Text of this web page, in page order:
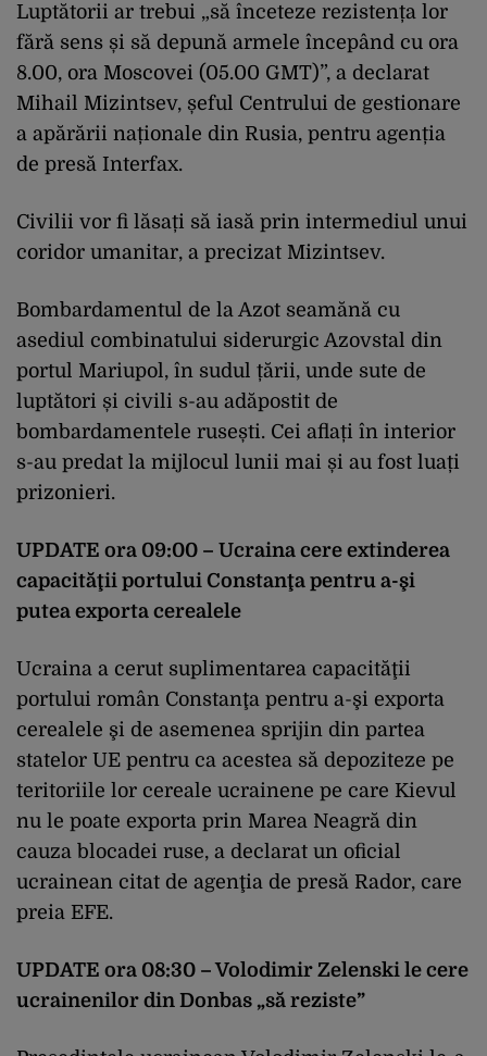
Luptătorii ar trebui „să înceteze rezistența lor
fără sens și să depună armele începând cu ora
8.00, ora Moscovei (05.00 GMT)”, a declarat
Mihail Mizintsev, șeful Centrului de gestionare
a apărării naționale din Rusia, pentru agenția
de presă Interfax.
Civilii vor fi lăsați să iasă prin intermediul unui
coridor umanitar, a precizat Mizintsev.
Bombardamentul de la Azot seamănă cu
asediul combinatului siderurgic Azovstal din
portul Mariupol, în sudul țării, unde sute de
luptători și civili s-au adăpostit de
bombardamentele rusești. Cei aflați în interior
s-au predat la mijlocul lunii mai și au fost luați
prizonieri.
UPDATE ora 09:00 – Ucraina cere extinderea
capacităţii portului Constanţa pentru a-şi
putea exporta cerealele
Ucraina a cerut suplimentarea capacităţii
portului român Constanţa pentru a-şi exporta
cerealele şi de asemenea sprijin din partea
statelor UE pentru ca acestea să depoziteze pe
teritoriile lor cereale ucrainene pe care Kievul
nu le poate exporta prin Marea Neagră din
cauza blocadei ruse, a declarat un oficial
ucrainean citat de agenţia de presă Rador, care
preia EFE.
UPDATE ora 08:30 – Volodimir Zelenski le cere
ucrainenilor din Donbas „să reziste”